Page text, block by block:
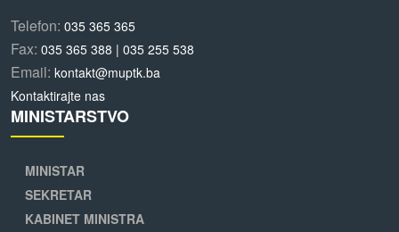
Telefon: 035 365 365
Fax: 035 365 388 | 035 255 538
Email: kontakt@muptk.ba
Kontaktirajte nas
MINISTARSTVO
MINISTAR
SEKRETAR
KABINET MINISTRA